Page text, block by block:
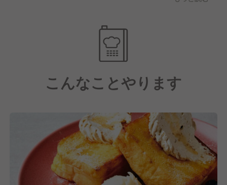
＼調理・接客経験のジャンルは問いません！／
そのため、スタッフ一人ひとりが持つ個性や強みを最
大限に活かせるよう、堅苦しい接客マニュアルは設け
【料理について】
ランチタイムには、ガパオライスやパスタ、ネギトロ
15時以降は、お酒に合う一品料理からボリューム満点
のフードメニューまで幅広く提供。
また、デザートやドリンクのラインナップも豊富で、
当ブランドの重要な柱となっています。
こんなことやります